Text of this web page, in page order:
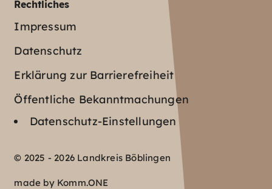
Rechtliches
Impressum
Datenschutz
Erklärung zur Barrierefreiheit
Öffentliche Bekanntmachungen
Datenschutz-Einstellungen
© 2025 - 2026 Landkreis Böblingen
made by Komm.ONE